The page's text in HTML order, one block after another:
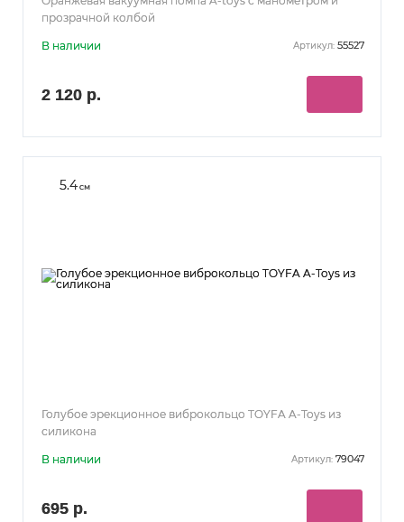
прозрачной колбой
В наличии Артикул: 55527
2 120 р.
5.4см
Голубое эрекционное виброкольцо TOYFA A-Toys из
силикона
В наличии Артикул: 79047
695 р.